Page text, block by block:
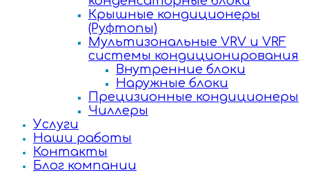
Крышные кондиционеры
(Руфтопы)
Мультизональные VRV и VRF
системы кондиционирования
Внутренние блоки
Наружные блоки
Прецизионные кондиционеры
Чиллеры
Услуги
Наши работы
Контакты
Блог компании